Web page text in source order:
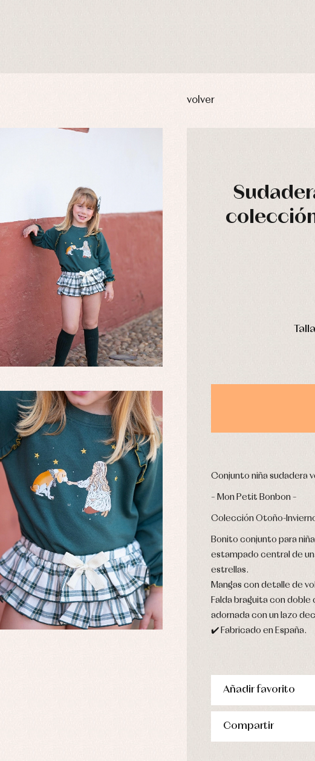
volver
Conjunto niña sudadera
– Mon Petit Bonbon –
Colección Otoño-
Bonito conjunto para
estampado central de
estrellas.
Mangas con detalle de
Falda braguita con
adornada con un lazo
✔️ Fabricado en España.
Añadir favorito
Compartir
Blusas y camisas
Chaquetas y abrigos
Complementos
Peleles y ranitas
Ropa interior
Vestidos
Accesorios
Arras y fiesta
Blusas y camisas
Chaquetas y jersey
Conjuntos
Ropa de abrigo
Ropa de baño
Ropa interior
Vestidos
Pantalones
Peleles y ranitas
Ropa de abrigo
Ropa de baño
Calcetines
Gorros y capotas
Leotardos